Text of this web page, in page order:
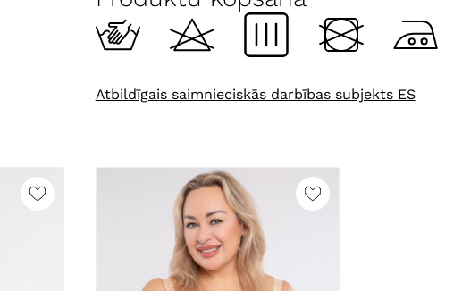
Atbildīgais saimnieciskās darbības subjekts ES